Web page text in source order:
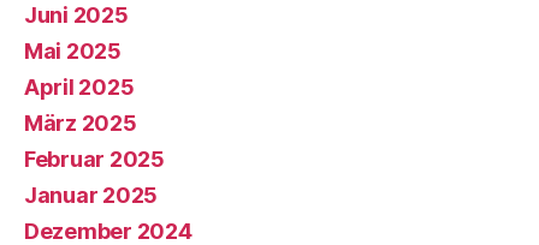
Juni 2025
Mai 2025
April 2025
März 2025
Februar 2025
Januar 2025
Dezember 2024